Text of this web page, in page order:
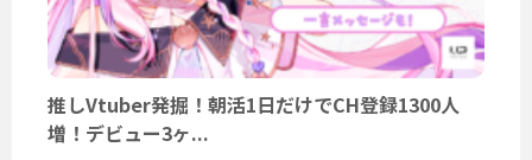
推しVtuber発掘！朝活1日だけでCH登録1300人
増！デビュー3ヶ...